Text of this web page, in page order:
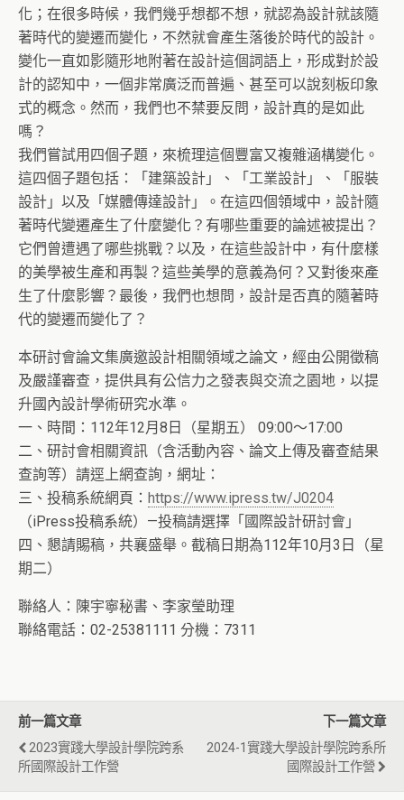
化；在很多時候，我們幾乎想都不想，就認為設計就該隨
著時代的變遷而變化，不然就會產生落後於時代的設計。
變化一直如影隨形地附著在設計這個詞語上，形成對於設
計的認知中，一個非常廣泛而普遍、甚至可以說刻板印象
式的概念。然而，我們也不禁要反問，設計真的是如此
嗎？
我們嘗試用四個子題，來梳理這個豐富又複雜涵構變化。
這四個子題包括：「建築設計」、「工業設計」、「服裝
設計」以及「媒體傳達設計」。在這四個領域中，設計隨
著時代變遷產生了什麼變化？有哪些重要的論述被提出？
它們曾遭遇了哪些挑戰？以及，在這些設計中，有什麼樣
的美學被生產和再製？這些美學的意義為何？又對後來產
生了什麼影響？最後，我們也想問，設計是否真的隨著時
代的變遷而變化了？
本研討會論文集廣邀設計相關領域之論文，經由公開徵稿
及嚴謹審查，提供具有公信力之發表與交流之園地，以提
升國內設計學術研究水準。
一、時間：112年12月8日（星期五） 09:00～17:00
二、研討會相關資訊（含活動內容、論文上傳及審查結果
查詢等）請逕上網查詢，網址：
三、投稿系統網頁： https://www.ipress.tw/J0204
（iPress投稿系統）—投稿請選擇「國際設計研討會」
四、懇請賜稿，共襄盛舉。截稿日期為112年10月3日（星
期二）
聯絡人：陳宇寧秘書、李家瑩助理
聯絡電話：02-25381111 分機：7311
前一篇文章
2023實踐大學設計學院跨系
所國際設計工作營
下一篇文章
2024-1實踐大學設計學院跨系所
國際設計工作營